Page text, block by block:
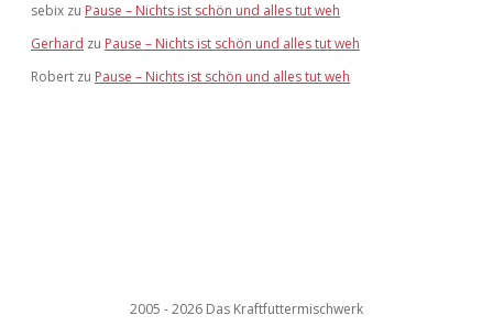
sebix zu Pause – Nichts ist schön und alles tut weh
Gerhard zu Pause – Nichts ist schön und alles tut weh
Robert zu Pause – Nichts ist schön und alles tut weh
2005 - 2026 Das Kraftfuttermischwerk